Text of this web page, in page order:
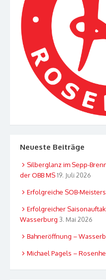
Neueste Beiträge
Silberglanz im Sepp-
der OBB MS19. Juli 2026
Erfolgreiche SOB-
Erfolgreicher
Wasserburg 3. Mai 2026
Bahneröffnung –
Michael Pagels –